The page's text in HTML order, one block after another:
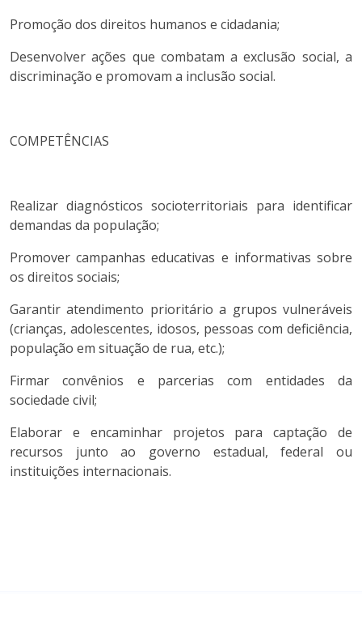
Promoção dos direitos humanos e cidadania;
Desenvolver ações que combatam a exclusão social, a
discriminação e promovam a inclusão social.
COMPETÊNCIAS
Realizar diagnósticos socioterritoriais para identificar
demandas da população;
Promover campanhas educativas e informativas sobre
os direitos sociais;
Garantir atendimento prioritário a grupos vulneráveis
(crianças, adolescentes, idosos, pessoas com deficiência,
população em situação de rua, etc.);
Firmar convênios e parcerias com entidades da
sociedade civil;
Elaborar e encaminhar projetos para captação de
recursos junto ao governo estadual, federal ou
instituições internacionais.